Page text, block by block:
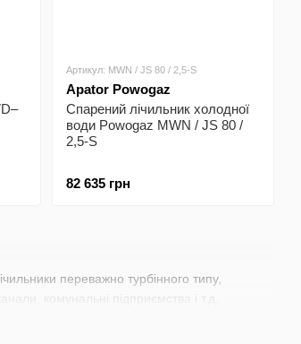
переважно турбінного типу,
комунальні підприємства і т.д.
Артикул: MWN / JS 80 / 2,5-S
Apator Powogaz
Спарений лічильник холодної
води Powogaz MWN / JS 80 /
2,5-S
82 635 грн